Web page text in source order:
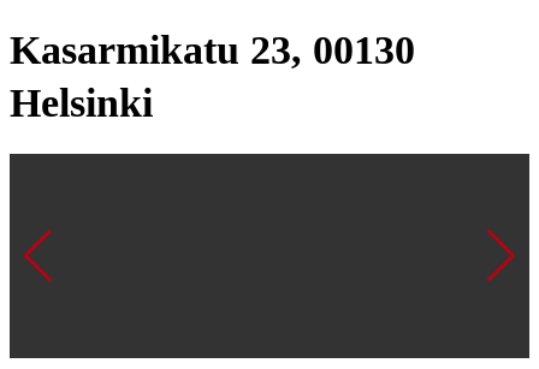
Kasarmikatu 23, 00130
Helsinki